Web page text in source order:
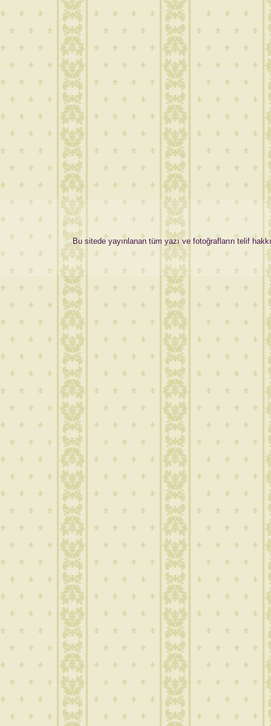
Bu sitede yayınlanan tüm yazı ve fotoğrafların telif